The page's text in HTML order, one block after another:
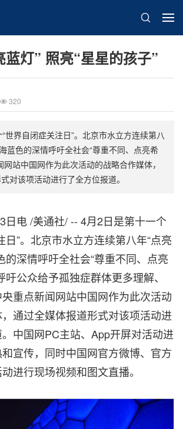
蓝灯” 照亮“星星的孩子”
320
世界自闭症关注日”。北京市水立方连续第八
蓝色的深情呼吁全社会“尊重不同、点亮希
网站中国网作为此次活动的战略合作媒体，
对该项活动进行了全方位报道。
日电 /美通社/ -- 4月2日是第十一个
日”。北京市水立方连续第八年“点亮
的深情呼吁全社会“尊重不同、点亮
吁公众给予孤独症群体更多理解、
重点新闻网站中国网作为此次活动
通过全媒体报道形式对该项活动进
中国网PC主站、App开屏对活动进
宣传，同时中国网官方微博、官方
进行现场视频和图文直播。